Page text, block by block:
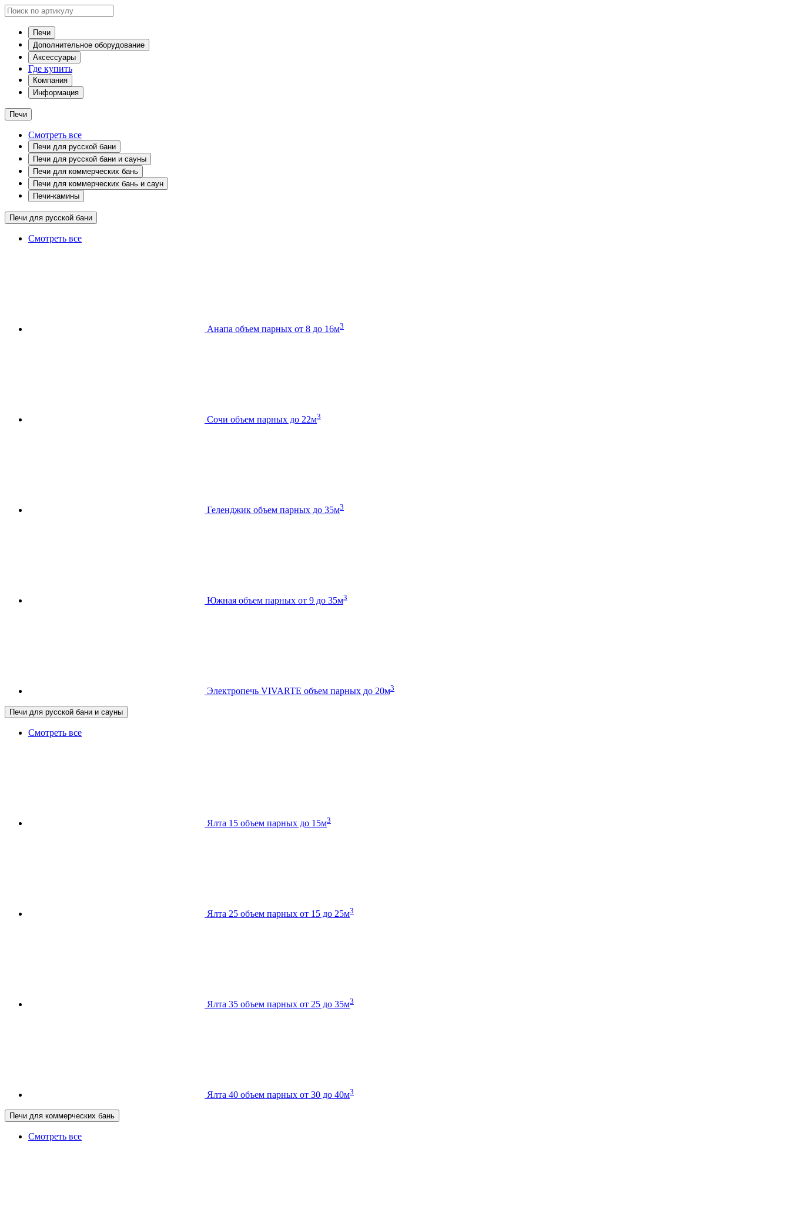
Печи
Дополнительное оборудование
Аксессуары
Где купить
Компания
Информация
Печи
Смотреть все
Печи для русской бани
Печи для русской бани и сауны
Печи для коммерческих бань
Печи для коммерческих бань и саун
Печи-камины
Печи для русской бани
Смотреть все
Анапа объем парных от 8 до 16м3
Сочи объем парных до 22м3
Геленджик объем парных до 35м3
Южная объем парных от 9 до 35м3
Электропечь VIVARTE объем парных до 20м3
Печи для русской бани и сауны
Смотреть все
Ялта 15 объем парных до 15м3
Ялта 25 объем парных от 15 до 25м3
Ялта 35 объем парных от 25 до 35м3
Ялта 40 объем парных от 30 до 40м3
Печи для коммерческих бань
Смотреть все